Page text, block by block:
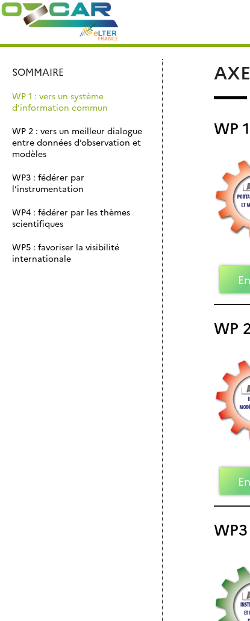
Skip
to
SOMMAIRE
WP 1 : vers un système
d’information commun
WP 2 : vers un meilleur dialogue
entre données d’observation et
modèles
WP3 : fédérer par
l’instrumentation
WP4 : fédérer par les thèmes
scientifiques
WP5 : favoriser la visibilité
internationale
WP
WP